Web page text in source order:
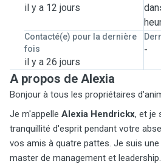
il y a 12 jours
Contacté(e) pour la dernière
fois
il y a 26 jours
-
A propos de Alexia
Bonjour à tous les propriétaires
Je m'appelle Alexia Hendrickx, et je
tranquillité d'esprit pendant votre
vos amis à quatre pattes. Je suis
master de management et